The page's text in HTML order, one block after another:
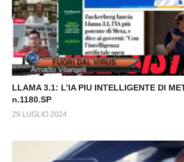
LLAMA 3.1: L’IA PIU INTELLIGENTE DI
n.1180.SP
29 LUGLIO 2024